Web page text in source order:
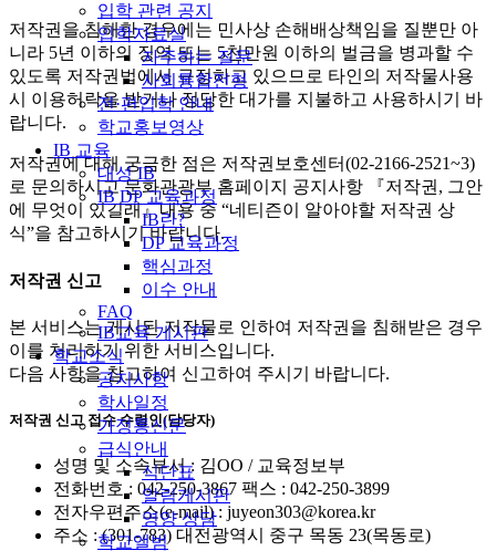
입학 관련 공지
입학자료실
자주하는 질문
사회통합전형
전·편입학 안내
학교홍보영상
IB 교육
대성 IB
IB DP 교육과정
IB란?
DP 교육과정
핵심과정
이수 안내
FAQ
IB교육 게시판
학교소식
공지사항
학사일정
가정통신문
급식안내
식단표
알림게시판
영양 상담
학교앨범
저작권을 침해한 경우에는 민사상 손해배상책임을 질뿐만 아
니라 5년 이하의 징역 또는 5천만원 이하의 벌금을 병과할 수
있도록 저작권법에서 규정하고 있으므로 타인의 저작물사용
시 이용허락을 받거나 정당한 대가를 지불하고 사용하시기 바
랍니다.
저작권에 대해 궁금한 점은 저작권보호센터(02-2166-2521~3)
로 문의하시고 문화관광부 홈페이지 공지사항 『저작권, 그안
에 무엇이 있길래』내용 중 “네티즌이 알아야할 저작권 상
식”을 참고하시기 바랍니다.
저작권 신고
본 서비스는 게시된 저작물로 인하여 저작권을 침해받은 경우
이를 처리하기 위한 서비스입니다.
다음 사항을 참고하여 신고하여 주시기 바랍니다.
저작권 신고 접수 수령인(담당자)
성명 및 소속부서 : 김OO / 교육정보부
전화번호 : 042-250-3867 팩스 : 042-250-3899
전자우편주소(e-mail) : juyeon303@korea.kr
주소 : (301-783) 대전광역시 중구 목동 23(목동로)